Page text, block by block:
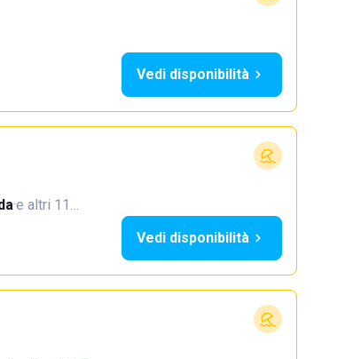
Vedi disponibilità
·e altri 11…
Vedi disponibilità